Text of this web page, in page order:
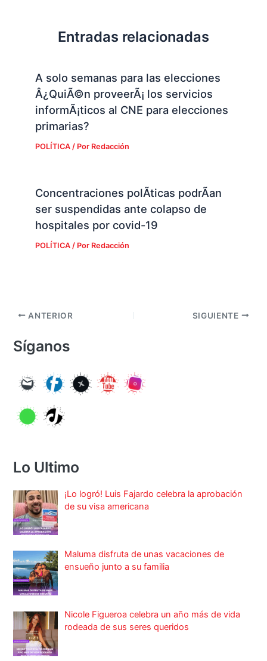
Entradas relacionadas
A solo semanas para las elecciones
Â¿QuiÃ©n proveerÃ¡ los servicios
informÃ¡ticos al CNE para elecciones
primarias?
POLÍTICA/ Por Redacción
Concentraciones polÃ­ticas podrÃ­an
ser suspendidas ante colapso de
hospitales por covid-19
POLÍTICA/ Por Redacción
ANTERIOR SIGUIENTE
Síganos
Lo Ultimo
¡Lo logró! Luis Fajardo celebra la aprobación
de su visa americana
Maluma disfruta de unas vacaciones de
ensueño junto a su familia
Nicole Figueroa celebra un año más de vida
rodeada de sus seres queridos